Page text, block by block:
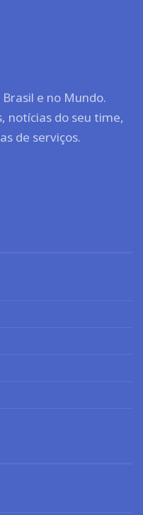
e no Mundo.
notícias do seu time,
de serviços.